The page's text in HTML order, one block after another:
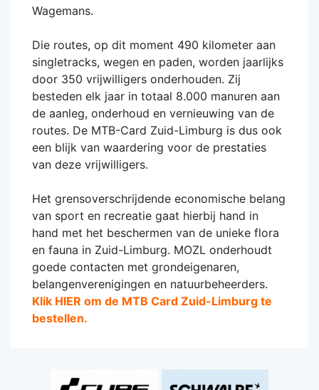
Wagemans.
Die routes, op dit moment 490 kilometer aan
singletracks, wegen en paden, worden jaarlijks
door 350 vrijwilligers onderhouden. Zij
besteden elk jaar in totaal 8.000 manuren aan
de aanleg, onderhoud en vernieuwing van de
routes. De MTB-Card Zuid-Limburg is dus ook
een blijk van waardering voor de prestaties
van deze vrijwilligers.
Het grensoverschrijdende economische belang
van sport en recreatie gaat hierbij hand in
hand met het beschermen van de unieke flora
en fauna in Zuid-Limburg. MOZL onderhoudt
goede contacten met grondeigenaren,
belangenverenigingen en natuurbeheerders.
Klik HIER om de MTB Card Zuid-Limburg te
bestellen.